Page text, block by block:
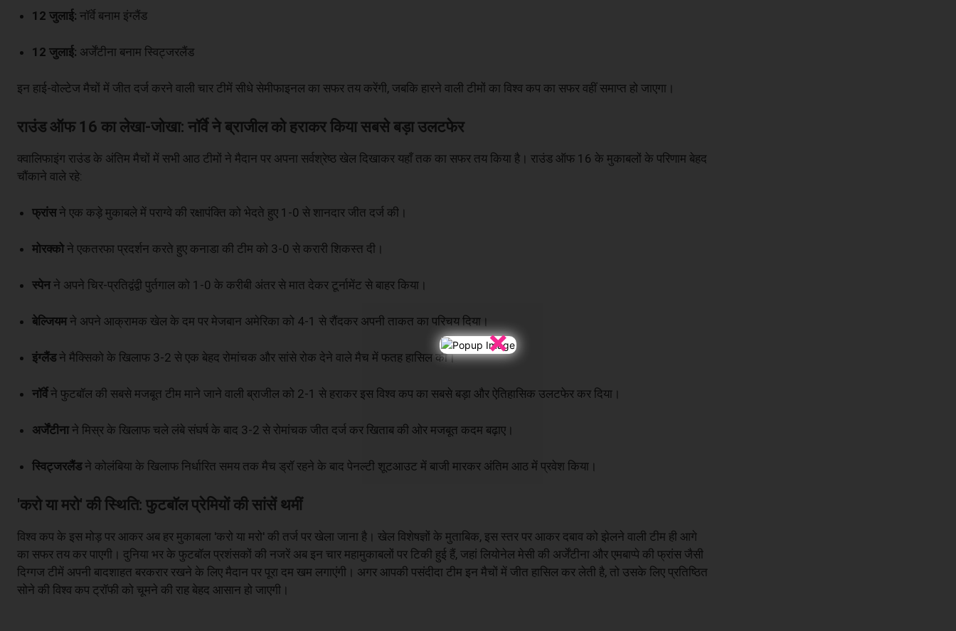
×
12 जुलाई: नॉर्वे बनाम इंग्लैंड
12 जुलाई: अर्जेंटीना बनाम स्विट्जरलैंड
इन हाई-वोल्टेज मैचों में जीत दर्ज करने वाली चार टीमें सीधे सेमीफाइनल का सफर तय करेंगी, जबकि हारने वाली टीमों का विश्व कप का सफर वहीं समाप्त हो जाएगा।
राउंड ऑफ 16 का लेखा-जोखा: नॉर्वे ने ब्राजील को हराकर किया सबसे बड़ा उलटफेर
क्वालिफाइंग राउंड के अंतिम मैचों में सभी आठ टीमों ने मैदान पर अपना सर्वश्रेष्ठ खेल दिखाकर यहाँ तक का सफर तय किया है। राउंड ऑफ 16 के मुकाबलों के परिणाम बेहद
चौंकाने वाले रहे:
फ्रांसने एक कड़े मुकाबले में पराग्वे की रक्षापंक्ति को भेदते हुए 1-0 से शानदार जीत दर्ज की।
मोरक्कोने एकतरफा प्रदर्शन करते हुए कनाडा की टीम को 3-0 से करारी शिकस्त दी।
स्पेन ने अपने चिर-प्रतिद्वंद्वी पुर्तगाल को 1-0 के करीबी अंतर से मात देकर टूर्नामेंट से बाहर किया।
बेल्जियमने अपने आक्रामक खेल के दम पर मेजबान अमेरिका को 4-1 से रौंदकर अपनी ताकत का परिचय दिया।
इंग्लैंडने मैक्सिको के खिलाफ 3-2 से एक बेहद रोमांचक और सांसे रोक देने वाले मैच में फतह हासिल की।
नॉर्वेने फुटबॉल की सबसे मजबूत टीम माने जाने वाली ब्राजील को 2-1 से हराकर इस विश्व कप का सबसे बड़ा और ऐतिहासिक उलटफेर कर दिया।
अर्जेंटीनाने मिस्र के खिलाफ चले लंबे संघर्ष के बाद 3-2 से रोमांचक जीत दर्ज कर खिताब की ओर मजबूत कदम बढ़ाए।
स्विट्जरलैंडने कोलंबिया के खिलाफ निर्धारित समय तक मैच ड्रॉ रहने के बाद पेनल्टी शूटआउट में बाजी मारकर अंतिम आठ में प्रवेश किया।
'करो या मरो' की स्थिति: फुटबॉल प्रेमियों की सांसें थमीं
विश्व कप के इस मोड़ पर आकर अब हर मुकाबला 'करो या मरो' की तर्ज पर खेला जाना है। खेल विशेषज्ञों के मुताबिक, इस स्तर पर आकर दबाव को झेलने वाली टीम ही आगे
का सफर तय कर पाएगी। दुनिया भर के फुटबॉल प्रशंसकों की नजरें अब इन चार महामुकाबलों पर टिकी हुई हैं, जहां लियोनेल मेसी की अर्जेंटीना और एमबाप्पे की फ्रांस जैसी
दिग्गज टीमें अपनी बादशाहत बरकरार रखने के लिए मैदान पर पूरा दम खम लगाएंगी। अगर आपकी पसंदीदा टीम इन मैचों में जीत हासिल कर लेती है, तो उसके लिए प्रतिष्ठित
सोने की विश्व कप ट्रॉफी को चूमने की राह बेहद आसान हो जाएगी।